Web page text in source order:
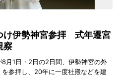
け伊勢神宮参拝 式年遷宮
察
月1日・2日の2日間、伊勢神宮の外
参拝し、20年に一度社殿などを建